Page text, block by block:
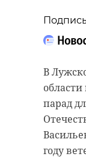
В
парад
году
На
кольцо"